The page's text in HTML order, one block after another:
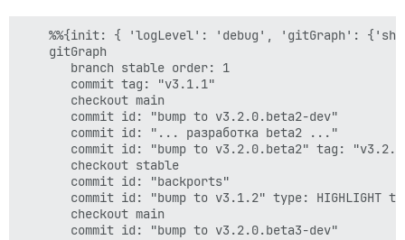
%%{init: { 'logLevel': 'debug', 'gitGraph':
    gitGraph
       branch stable order: 1
       commit tag: "v3.1.1"
       checkout main
       commit id: "bump to v3.2.0.beta2-dev"
       commit id: "... разработка beta2 ..."
commit id: "bump to v3.2.0.beta2" tag:
       checkout stable
       commit id: "backports"
commit id: "bump to v3.1.2" type: HIGHLIGHT
       checkout main